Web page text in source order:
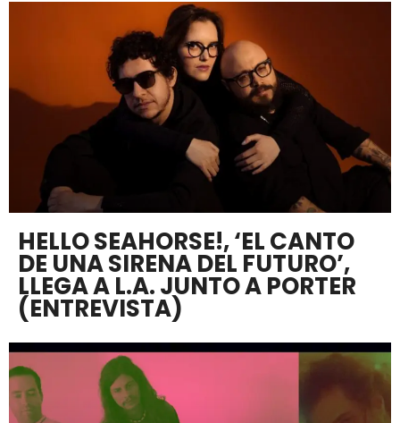
HELLO SEAHORSE!, ‘EL CANTO
DE UNA SIRENA DEL FUTURO’,
LLEGA A L.A. JUNTO A PORTER
(ENTREVISTA)